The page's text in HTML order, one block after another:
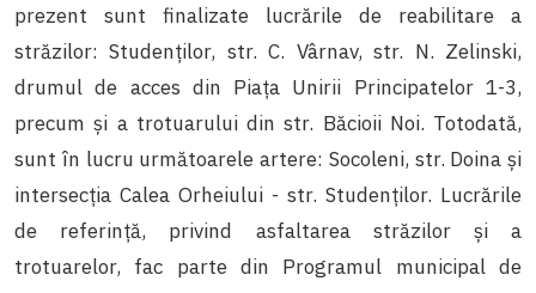
prezent sunt finalizate lucrările de reabilitare a
străzilor: Studenților, str. C. Vârnav, str. N. Zelinski,
drumul de acces din Piața Unirii Principatelor 1-3,
precum și a trotuarului din str. Băcioii Noi. Totodată,
sunt în lucru următoarele artere: Socoleni, str. Doina și
intersecția Calea Orheiului - str. Studenților. Lucrările
de referință, privind asfaltarea străzilor și a
trotuarelor, fac parte din Programul municipal de